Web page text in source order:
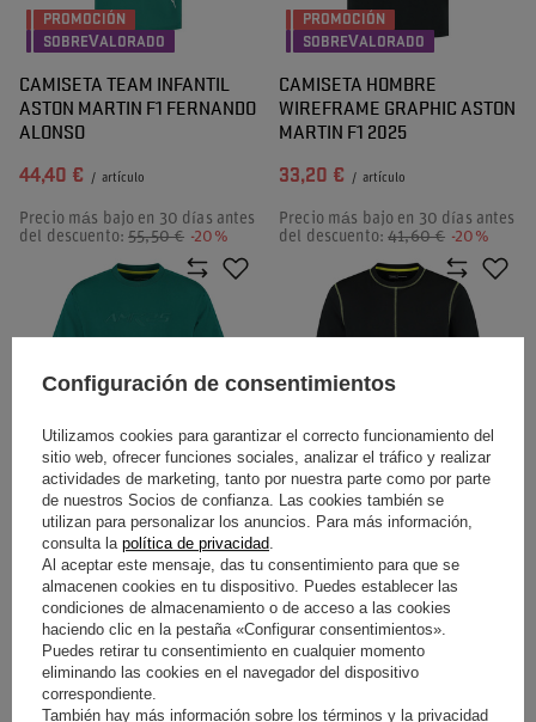
PROMOCIÓN
SOBREVALORADO
CAMISETA TEAM INFANTIL
ASTON MARTIN F1 FERNANDO
ALONSO
44,40 € / artículo
Precio más bajo en 30 días antes
del descuento:55,50 € -20%
PROMOCIÓN
SOBREVALORADO
CAMISETA HOMBRE
WIREFRAME GRAPHIC ASTON
MARTIN F1 2025
33,20 € / artículo
Precio más bajo en 30 días antes
del descuento:41,60 € -20%
PROMOCIÓN
SOBREVALORADO
CAMISETA HOMBRE AMR25
ASTON MARTIN F1 2025
36,90 € / artículo
Precio más bajo en 30 días antes
del descuento:46,20 € -20%
PROMOCIÓN
SOBREVALORADO
CAMISETA HOMBRE DATA
GRAPHIC ASTON MARTIN F1
2025
33,20 € / artículo
Precio más bajo en 30 días antes
del descuento:41,60 €
Configuración de consentimientos
Utilizamos cookies para garantizar el correcto funcionamiento del
sitio web, ofrecer funciones sociales, analizar el tráfico y realizar
actividades de marketing, tanto por nuestra parte como por parte
de nuestros Socios de confianza. Las cookies también se
utilizan para personalizar los anuncios. Para más información,
consulta la política de privacidad.
Al aceptar este mensaje, das tu consentimiento para que se
almacenen cookies en tu dispositivo. Puedes establecer las
condiciones de almacenamiento o de acceso a las cookies
haciendo clic en la pestaña «Configurar consentimientos».
Puedes retirar tu consentimiento en cualquier momento
eliminando las cookies en el navegador del dispositivo
correspondiente.
También hay más información sobre los términos y la privacidad